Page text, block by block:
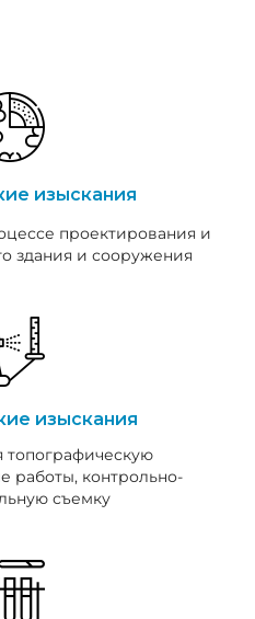
изыскания
проектирования и
здания и сооружения
изыскания
топографическую
работы, контрольно-
съемку